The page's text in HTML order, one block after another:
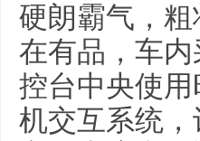
硬朗霸气，
在有品，车
控台中央使
机交互系统